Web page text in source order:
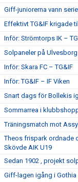
Giff-juniorerna vann
Effektivt TG&IF krigade
Inför: Strömtorps IK –
Solpaneler på Ulvesborg
Inför: Skara FC – TG&IF
Inför: TG&IF – IF Viken
Snart dags för Bollekis
Sommarrea i
Träningsmatch mot
Theos frispark ordnade
Skövde AIK U19
Sedan 1902 , projekt
Giff-lagen igång i Gothia